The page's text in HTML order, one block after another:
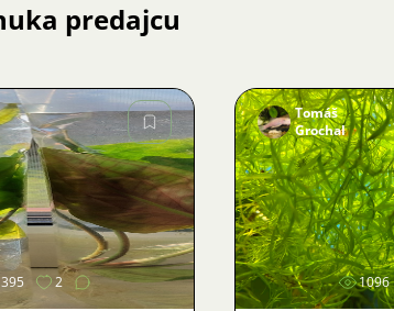
predajcu
Obrázok
2
Tomáš
Grochal
1096